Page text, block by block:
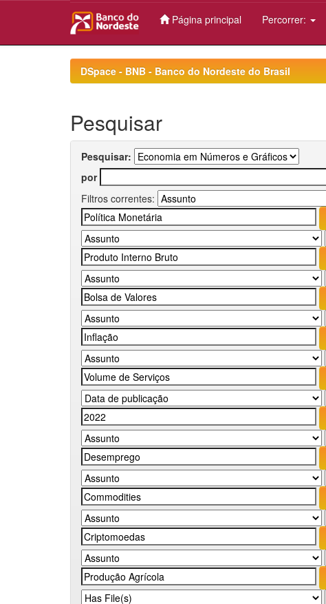
Página principal Percorrer:
DSpace - BNB - Banco do Nordeste do Brasil
Pesquisar
Pesquisar:
por
Filtros correntes: